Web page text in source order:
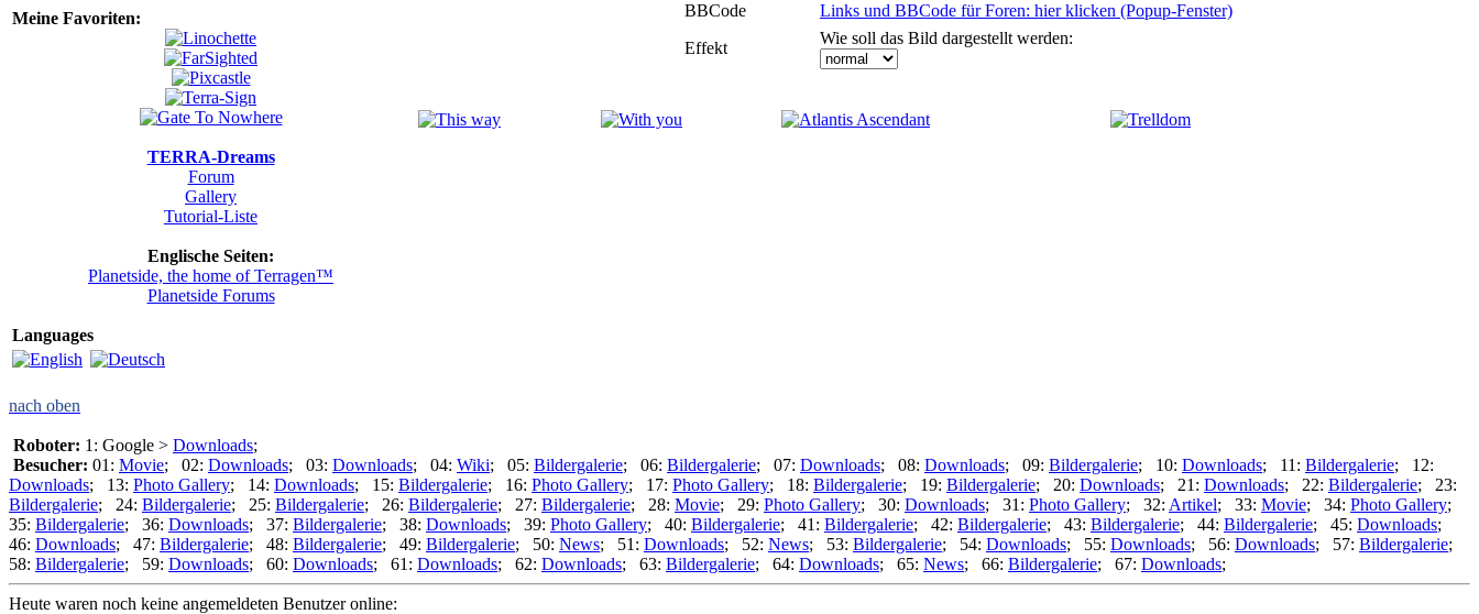
Meine Favoriten:
TERRA-Dreams
Forum
Gallery
Tutorial-Liste
Englische Seiten:
Planetside, the home of Terragen™
Planetside Forums
Languages
BBCode
Links und BBCode für Foren: hier klicken (Popup-Fenster)
Effekt
Wie soll das Bild dargestellt werden:
nach oben
Roboter: 1: Google > Downloads;
Besucher: 01: Movie; 02: Downloads; 03: Downloads; 04: Wiki; 05: Bildergalerie; 06: Bildergalerie; 07: Downloads; 08: Downloads; 09: Bildergalerie; 10: Downloads; 11: Bildergalerie; 12:
Downloads; 13: Photo Gallery; 14: Downloads; 15: Bildergalerie; 16: Photo Gallery; 17: Photo Gallery; 18: Bildergalerie; 19: Bildergalerie; 20: Downloads; 21: Downloads; 22: Bildergalerie; 23:
Bildergalerie; 24: Bildergalerie; 25: Bildergalerie; 26: Bildergalerie; 27: Bildergalerie; 28: Movie; 29: Photo Gallery; 30: Downloads; 31: Photo Gallery; 32: Artikel; 33: Movie; 34: Photo Gallery;
35: Bildergalerie; 36: Downloads; 37: Bildergalerie; 38: Downloads; 39: Photo Gallery; 40: Bildergalerie; 41: Bildergalerie; 42: Bildergalerie; 43: Bildergalerie; 44: Bildergalerie; 45: Downloads;
46: Downloads; 47: Bildergalerie; 48: Bildergalerie; 49: Bildergalerie; 50: News; 51: Downloads; 52: News; 53: Bildergalerie; 54: Downloads; 55: Downloads; 56: Downloads; 57: Bildergalerie;
58: Bildergalerie; 59: Downloads; 60: Downloads; 61: Downloads; 62: Downloads; 63: Bildergalerie; 64: Downloads; 65: News; 66: Bildergalerie; 67: Downloads;
Heute waren noch keine angemeldeten Benutzer online: